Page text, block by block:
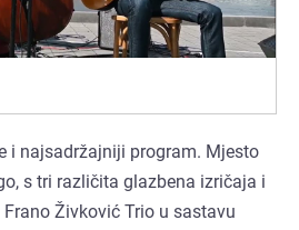
i najsadržajniji program. Mjesto
s tri različita glazbena izričaja i
Živković Trio u sastavu